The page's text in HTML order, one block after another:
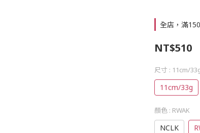
全店，滿
NT$510
尺寸 : 11cm/
11cm/33g
顏色 : RWAK
NCLK